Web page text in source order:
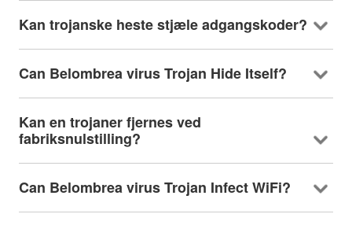
Kan trojanske heste stjæle adgangskoder?
Can Belombrea virus Trojan Hide Itself?
Kan en trojaner fjernes ved
fabriksnulstilling?
Can Belombrea virus Trojan Infect WiFi?